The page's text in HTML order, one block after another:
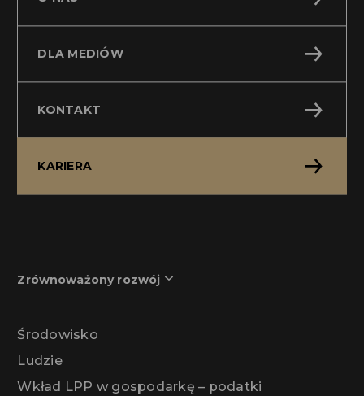
DLA MEDIÓW
KONTAKT
KARIERA
Zrównoważony rozwój
Środowisko
Ludzie
Wkład LPP w gospodarkę – podatki